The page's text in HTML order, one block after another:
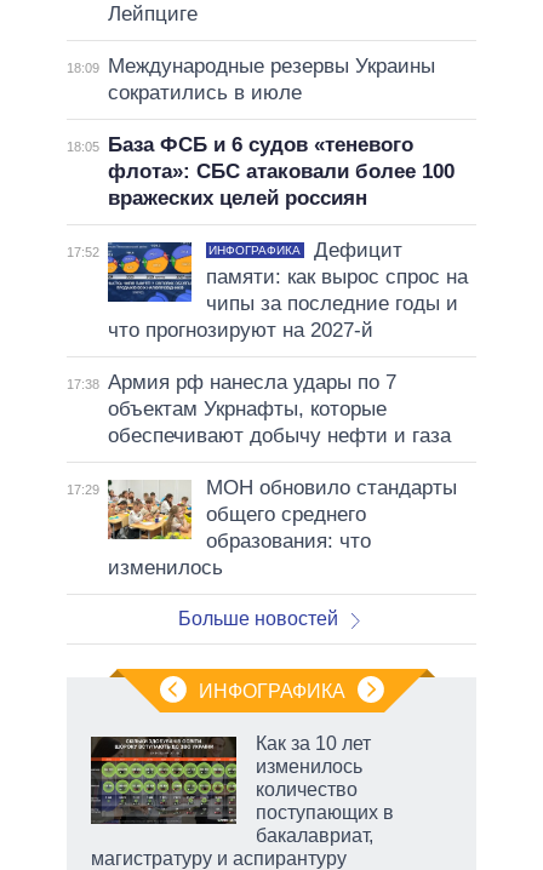
Лейпциге
18:09
Международные резервы Украины
сократились в июле
18:05
База ФСБ и 6 судов «теневого
флота»: СБС атаковали более 100
вражеских целей россиян
17:52 ИНФОГРАФИКА
Дефицит
памяти: как вырос спрос на
чипы за последние годы и
что прогнозируют на 2027-й
17:38 Армия рф нанесла удары по 7
объектам Укрнафты, которые
обеспечивают добычу нефти и газа
17:29
МОН обновило стандарты
общего среднего
образования: что
изменилось
Больше новостей
ИНФОГРАФИКА
Как за 10 лет
изменилось
количество
поступающих в
бакалавриат,
магистратуру и аспирантуру